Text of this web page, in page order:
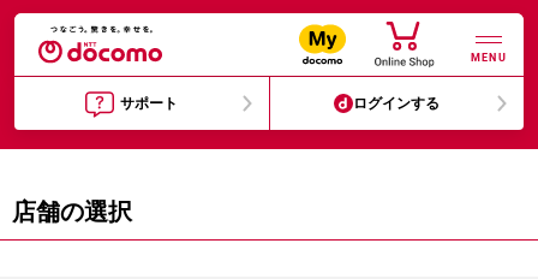
MENU
サポート ログインする
店舗の選択